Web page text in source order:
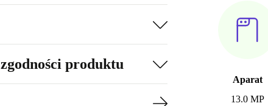
Aparat
13.0 MP
produktu